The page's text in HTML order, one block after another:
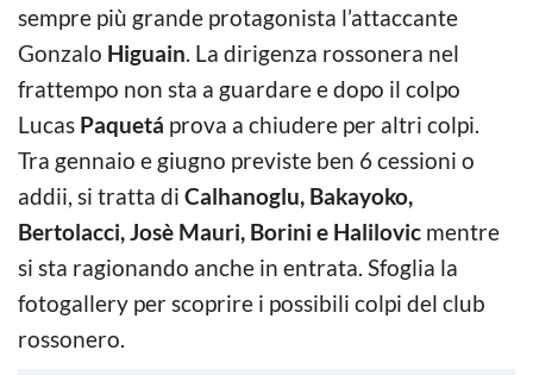
sempre più grande protagonista l’attaccante
Gonzalo Higuain. La dirigenza rossonera nel
frattempo non sta a guardare e dopo il colpo
Lucas Paquetá prova a chiudere per altri colpi.
Tra gennaio e giugno previste ben 6 cessioni o
addii, si tratta di Calhanoglu, Bakayoko,
Bertolacci, Josè Mauri, Borini e Halilovic mentre
si sta ragionando anche in entrata. Sfoglia la
fotogallery per scoprire i possibili colpi del club
rossonero.